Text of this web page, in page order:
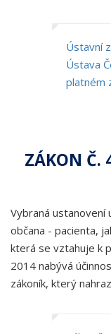
Ústavní
Ústava
platném
ZÁKON Č.
Vybraná ustanovení
občana - pacienta,
která se vztahuje k
2014 nabývá
zákoník, který